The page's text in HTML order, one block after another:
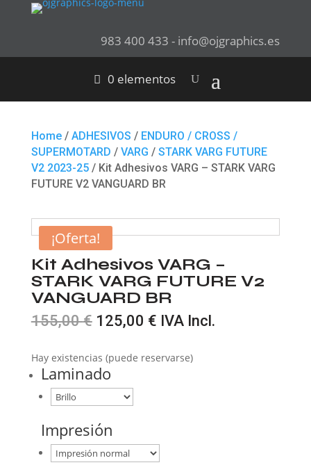
983 400 433 - info@ojgraphics.es
0 elementos
Home/ ADHESIVOS / ENDURO / CROSS /
SUPERMOTARD / VARG / STARK VARG FUTURE
V2 2023-25/ Kit Adhesivos VARG – STARK VARG
FUTURE V2 VANGUARD BR
¡Oferta!
Kit Adhesivos VARG –
STARK VARG FUTURE V2
VANGUARD BR
155,00€ El
original
era:
155,00 €.
125,00 €El
actual
IVA Incl.
Hay existencias (puede reservarse)
Laminado
Impresión